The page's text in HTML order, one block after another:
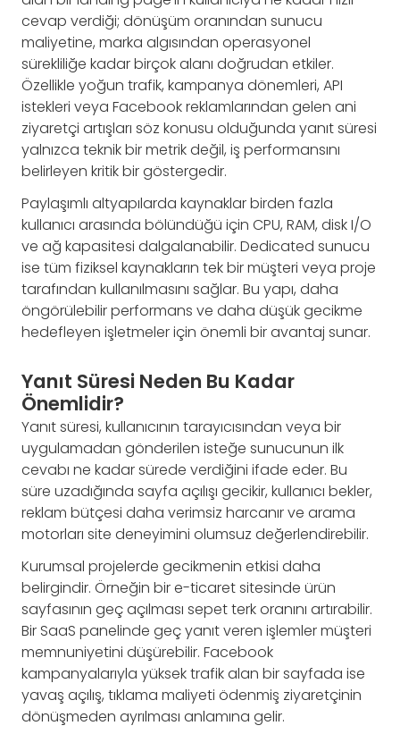
cevap verdiği; dönüşüm oranından sunucu
maliyetine, marka algısından operasyonel
sürekliliğe kadar birçok alanı doğrudan etkiler.
Özellikle yoğun trafik, kampanya dönemleri, API
istekleri veya Facebook reklamlarından gelen ani
ziyaretçi artışları söz konusu olduğunda yanıt süresi
yalnızca teknik bir metrik değil, iş performansını
belirleyen kritik bir göstergedir.
Paylaşımlı altyapılarda kaynaklar birden fazla
kullanıcı arasında bölündüğü için CPU, RAM, disk I/O
ve ağ kapasitesi dalgalanabilir. Dedicated sunucu
ise tüm fiziksel kaynakların tek bir müşteri veya proje
tarafından kullanılmasını sağlar. Bu yapı, daha
öngörülebilir performans ve daha düşük gecikme
hedefleyen işletmeler için önemli bir avantaj sunar.
Yanıt Süresi Neden Bu Kadar
Önemlidir?
Yanıt süresi, kullanıcının tarayıcısından veya bir
uygulamadan gönderilen isteğe sunucunun ilk
cevabı ne kadar sürede verdiğini ifade eder. Bu
süre uzadığında sayfa açılışı gecikir, kullanıcı bekler,
reklam bütçesi daha verimsiz harcanır ve arama
motorları site deneyimini olumsuz değerlendirebilir.
Kurumsal projelerde gecikmenin etkisi daha
belirgindir. Örneğin bir e-ticaret sitesinde ürün
sayfasının geç açılması sepet terk oranını artırabilir.
Bir SaaS panelinde geç yanıt veren işlemler müşteri
memnuniyetini düşürebilir. Facebook
kampanyalarıyla yüksek trafik alan bir sayfada ise
yavaş açılış, tıklama maliyeti ödenmiş ziyaretçinin
dönüşmeden ayrılması anlamına gelir.